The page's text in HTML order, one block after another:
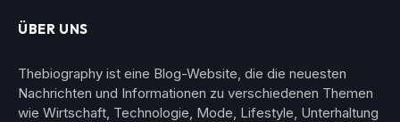
ÜBER UNS
Thebiography ist eine Blog-Website, die die neuesten
Nachrichten und Informationen zu verschiedenen Themen
wie Wirtschaft, Technologie, Mode, Lifestyle, Unterhaltung